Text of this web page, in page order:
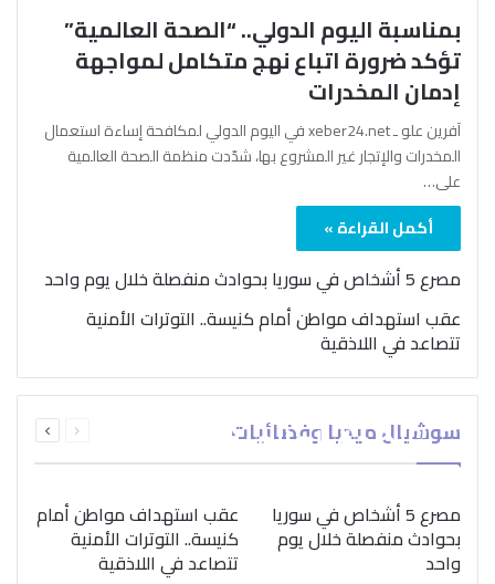
بمناسبة اليوم الدولي.. “الصحة العالمية”
تؤكد ضرورة اتباع نهج متكامل لمواجهة
إدمان المخدرات
آفرين علو ـ xeber24.net في اليوم الدولي لمكافحة إساءة استعمال
المخدرات والإتجار غير المشروع بها، شدّدت منظمة الصحة العالمية
على…
أكمل القراءة »
مصرع 5 أشخاص في سوريا بحوادث منفصلة خلال يوم واحد
عقب استهداف مواطن أمام كنيسة.. التوترات الأمنية
تتصاعد في اللاذقية
سوشيال ميديا وفضائيات الصفحةالصفحة
بمناسبة اليوم الدولي..
“الصحة العالمية” تؤكد
ضرورة اتباع نهج متكامل
لمواجهة إدمان المخدرات
مصرع 5 أشخاص في سوريا
بحوادث منفصلة خلال يوم
واحد
عقب استهداف مواطن أمام
كنيسة.. التوترات الأمنية
تتصاعد في اللاذقية